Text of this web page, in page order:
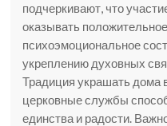
подчеркивают, что
оказывать
психоэмоциональное
укреплению духовных
Традиция украшать дома
церковные службы
единства и радости.